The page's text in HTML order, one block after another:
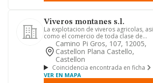
Viveros montanes s.l.
La explotacion de viveros agricolas, asi
como el comercio de toda clase de
cereales, simientes, pla...
Camino Pi Gros, 107, 12005,
Castellon Plana Castello,
Castellon
Coincidencia encontrada en ficha
VER EN MAPA